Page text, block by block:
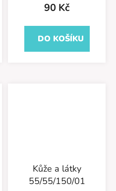
90 Kč
DO KOŠÍKU
Kůže a látky
55/55/150/01